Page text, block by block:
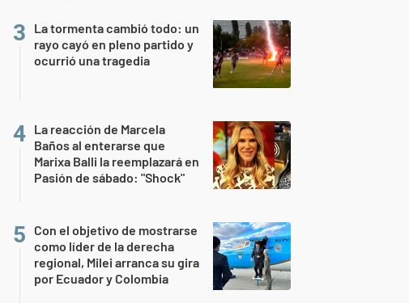
La tormenta cambió todo: un
rayo cayó en pleno partido y
ocurrió una tragedia
La reacción de Marcela
Baños al enterarse que
Marixa Balli la reemplazará en
Pasión de sábado: "Shock"
Con el objetivo de mostrarse
como líder de la derecha
regional, Milei arranca su gira
por Ecuador y Colombia